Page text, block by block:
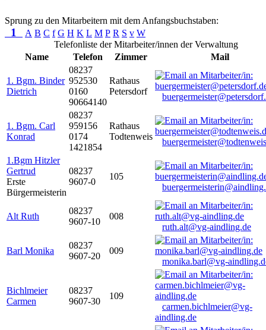
Sprung zu den Mitarbeitern mit dem Anfangsbuchstaben:
1 A B C f G H K L M P R S v W
Telefonliste der Mitarbeiter/innen der Verwaltung
Name
Telefon Zimmer Mail
1. Bgm. Binder
Dietrich
08237
952530
0160
90664140
Rathaus
Petersdorf
1. Bgm. Carl
Konrad
08237
959156
0174
1421854
Rathaus
Todtenweis
1.Bgm Hitzler
Gertrud
Erste
Bürgermeisterin
08237
9607-0
105
Alt Ruth
08237
9607-10
008
ruth.alt@vg-aindling.de
Barl Monika
08237
9607-20
009
monika.barl@vg-
Bichlmeier
Carmen
08237
9607-30
109
carmen.bichlmeier@vg-
aindling.de